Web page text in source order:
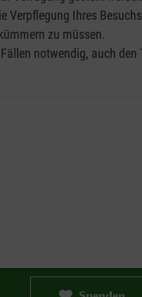
und -
um finanzielle
Ihres
zu müssen.
notwendig, auch
So könnte es zum
Als gastgebender
Sie uns gern eineE-